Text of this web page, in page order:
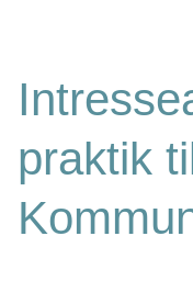
praktik